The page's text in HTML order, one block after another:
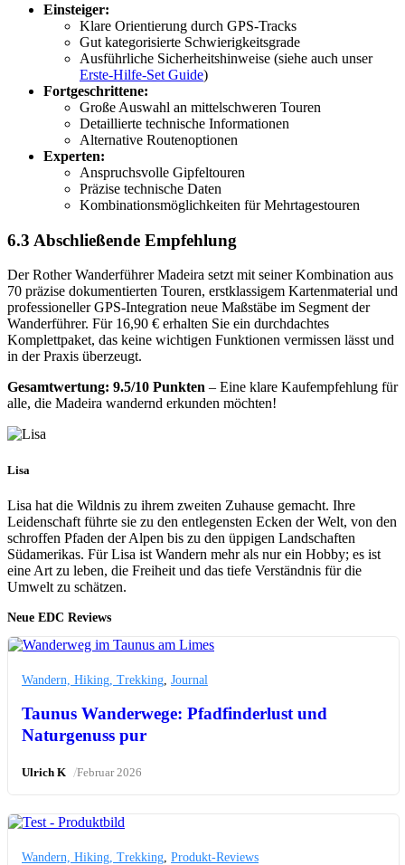
Einsteiger:
Klare Orientierung durch GPS-Tracks
Gut kategorisierte Schwierigkeitsgrade
Ausführliche Sicherheitshinweise (siehe auch unser
Erste-Hilfe-Set Guide)
Fortgeschrittene:
Große Auswahl an mittelschweren Touren
Detaillierte technische Informationen
Alternative Routenoptionen
Experten:
Anspruchsvolle Gipfeltouren
Präzise technische Daten
Kombinationsmöglichkeiten für Mehrtagestouren
6.3 Abschließende Empfehlung
Der Rother Wanderführer Madeira setzt mit seiner Kombination aus
70 präzise dokumentierten Touren, erstklassigem Kartenmaterial und
professioneller GPS-Integration neue Maßstäbe im Segment der
Wanderführer. Für 16,90 € erhalten Sie ein durchdachtes
Komplettpaket, das keine wichtigen Funktionen vermissen lässt und
in der Praxis überzeugt.
Gesamtwertung: 9.5/10 Punkten – Eine klare Kaufempfehlung für
alle, die Madeira wandernd erkunden möchten!
Lisa
Lisa hat die Wildnis zu ihrem zweiten Zuhause gemacht. Ihre
Leidenschaft führte sie zu den entlegensten Ecken der Welt, von den
schroffen Pfaden der Alpen bis zu den üppigen Landschaften
Südamerikas. Für Lisa ist Wandern mehr als nur ein Hobby; es ist
eine Art zu leben, die Freiheit und das tiefe Verständnis für die
Umwelt zu schätzen.
Neue EDC Reviews
Wandern, Hiking, Trekking Journal
Taunus Wanderwege: Pfadfinderlust und
Naturgenuss pur
Ulrich K /Februar 2026
Wandern, Hiking, Trekking Produkt-Reviews